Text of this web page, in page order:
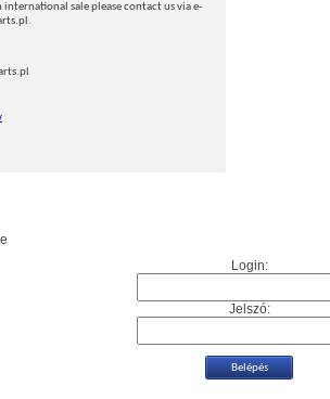
sale please contact us via e-
Login:
Jelszó: